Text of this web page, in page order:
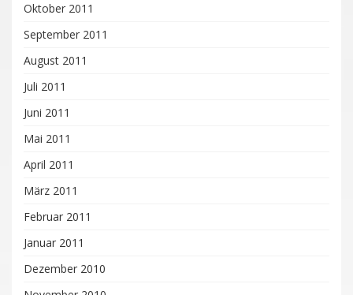
Oktober 2011
September 2011
August 2011
Juli 2011
Juni 2011
Mai 2011
April 2011
März 2011
Februar 2011
Januar 2011
Dezember 2010